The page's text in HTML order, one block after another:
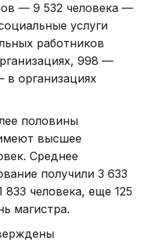
— 9 532 человека —
услуги
работников
998 —
в организациях
половины
высшее
Среднее
получили 3 633
человека, еще 125
магистра.